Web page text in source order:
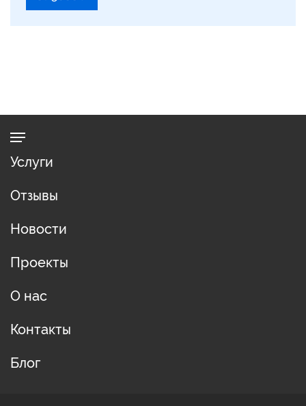
Услуги
Отзывы
Новости
Проекты
О нас
Контакты
Блог